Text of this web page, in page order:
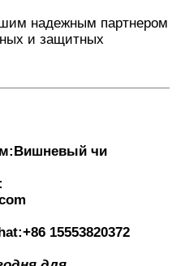
надежным партнером
и защитных
Вишневый чи
+86 15553820372